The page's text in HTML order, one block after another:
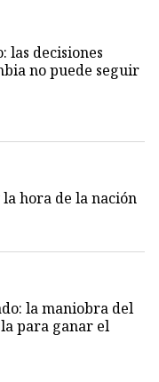
las decisiones
no puede seguir
hora de la nación
la maniobra del
para ganar el